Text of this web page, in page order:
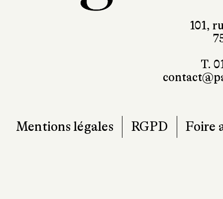
101,
T.
Mentions légales RGPD Foire